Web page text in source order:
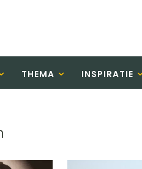
THEMA INSPIRATIE